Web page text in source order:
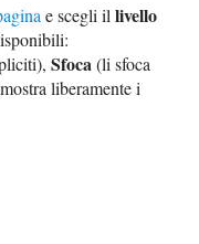
e scegli illivello
Sfoca(li sfoca
liberamente i